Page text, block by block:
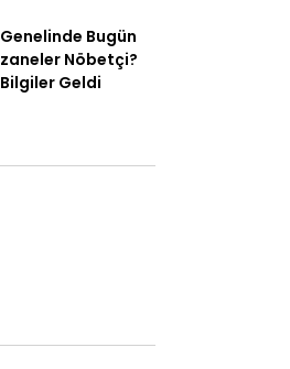
Bugün
Nöbetçi?
Geldi